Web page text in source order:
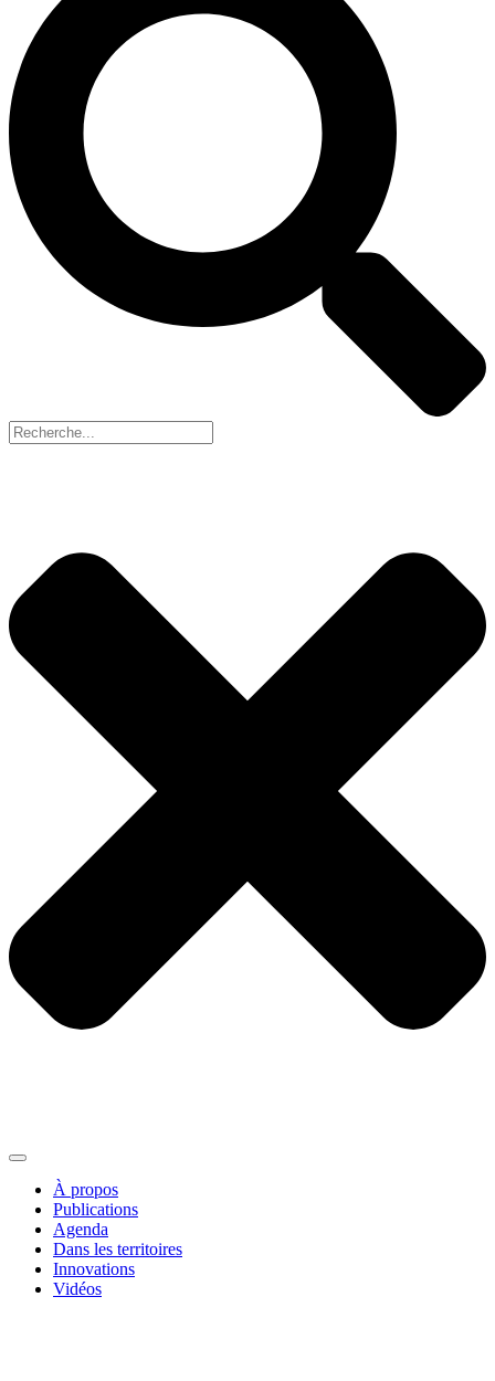
À propos
Publications
Agenda
Dans les territoires
Innovations
Vidéos